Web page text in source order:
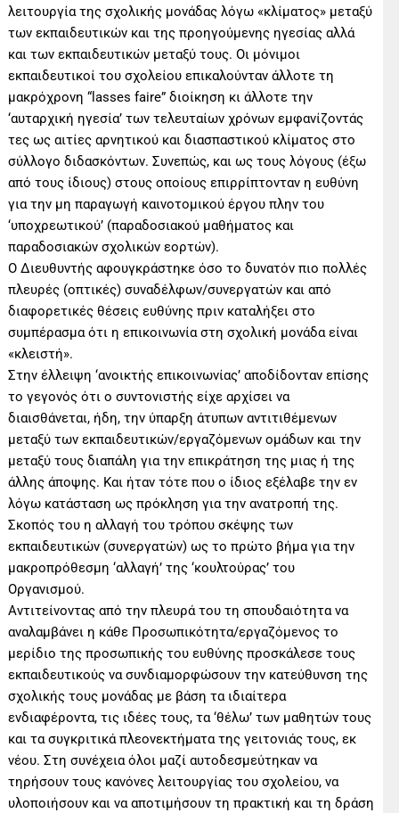
λειτουργία της σχολικής μονάδας λόγω «κλίματος» μεταξύ
των εκπαιδευτικών και της προηγούμενης ηγεσίας αλλά
και των εκπαιδευτικών μεταξύ τους. Οι μόνιμοι
εκπαιδευτικοί του σχολείου επικαλούνταν άλλοτε τη
μακρόχρονη “lasses faire” διοίκηση κι άλλοτε την
‘αυταρχική ηγεσία’ των τελευταίων χρόνων εμφανίζοντάς
τες ως αιτίες αρνητικού και διασπαστικού κλίματος στο
σύλλογο διδασκόντων. Συνεπώς, και ως τους λόγους (έξω
από τους ίδιους) στους οποίους επιρρίπτονταν η ευθύνη
για την μη παραγωγή καινοτομικού έργου πλην του
‘υποχρεωτικού’ (παραδοσιακού μαθήματος και
παραδοσιακών σχολικών εορτών).
Ο Διευθυντής αφουγκράστηκε όσο το δυνατόν πιο πολλές
πλευρές (οπτικές) συναδέλφων/συνεργατών και από
διαφορετικές θέσεις ευθύνης πριν καταλήξει στο
συμπέρασμα ότι η επικοινωνία στη σχολική μονάδα είναι
«κλειστή».
Στην έλλειψη ‘ανοικτής επικοινωνίας’ αποδίδονταν επίσης
το γεγονός ότι ο συντονιστής είχε αρχίσει να
διαισθάνεται, ήδη, την ύπαρξη άτυπων αντιτιθέμενων
μεταξύ των εκπαιδευτικών/εργαζόμενων ομάδων και την
μεταξύ τους διαπάλη για την επικράτηση της μιας ή της
άλλης άποψης. Και ήταν τότε που ο ίδιος εξέλαβε την εν
λόγω κατάσταση ως πρόκληση για την ανατροπή της.
Σκοπός του η αλλαγή του τρόπου σκέψης των
εκπαιδευτικών (συνεργατών) ως το πρώτο βήμα για την
μακροπρόθεσμη ‘αλλαγή’ της ‘κουλτούρας’ του
Οργανισμού.
Αντιτείνοντας από την πλευρά του τη σπουδαιότητα να
αναλαμβάνει η κάθε Προσωπικότητα/εργαζόμενος το
μερίδιο της προσωπικής του ευθύνης προσκάλεσε τους
εκπαιδευτικούς να συνδιαμορφώσουν την κατεύθυνση της
σχολικής τους μονάδας με βάση τα ιδιαίτερα
ενδιαφέροντα, τις ιδέες τους, τα ‘θέλω’ των μαθητών τους
και τα συγκριτικά πλεονεκτήματα της γειτονιάς τους, εκ
νέου. Στη συνέχεια όλοι μαζί αυτοδεσμεύτηκαν να
τηρήσουν τους κανόνες λειτουργίας του σχολείου, να
υλοποιήσουν και να αποτιμήσουν τη πρακτική και τη δράση